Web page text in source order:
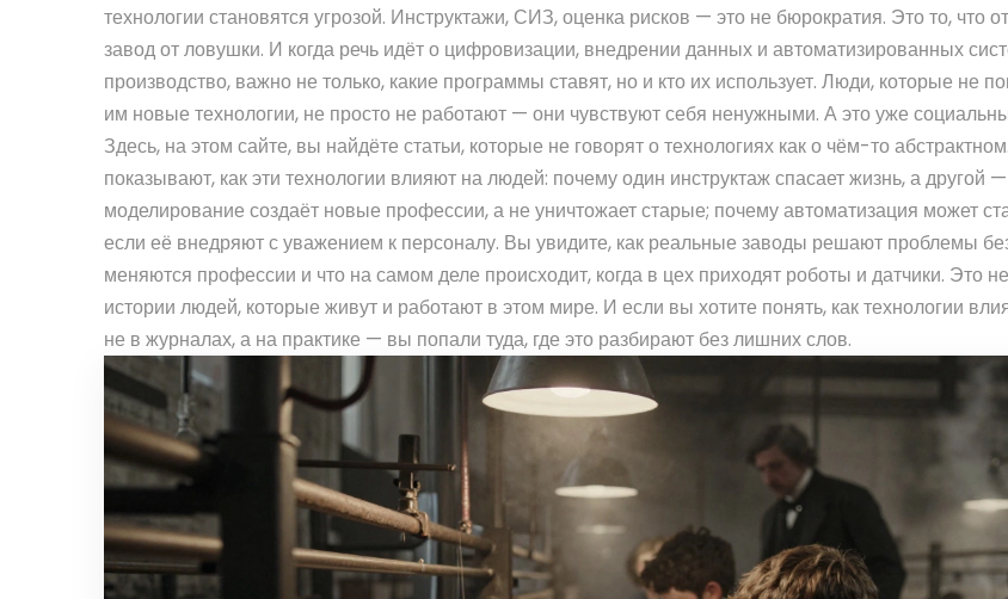
технологии становятся угрозой. Инструктажи, СИЗ, оценка рисков — это не бюрократия. Это то, что
завод от ловушки. И когда речь идёт о цифровизации, внедрении данных и автоматизированных
производство, важно не только, какие программы ставят, но и кто их использует. Люди, которые не
им новые технологии, не просто не работают — они чувствуют себя ненужными. А это уже
Здесь, на этом сайте, вы найдёте статьи, которые не говорят о технологиях как о чём-то
показывают, как эти технологии влияют на людей: почему один инструктаж спасает жизнь, а другой
моделирование создаёт новые профессии, а не уничтожает старые; почему автоматизация может
если её внедряют с уважением к персоналу. Вы увидите, как реальные заводы решают проблемы
меняются профессии и что на самом деле происходит, когда в цех приходят роботы и датчики. Это
истории людей, которые живут и работают в этом мире. И если вы хотите понять, как технологии
не в журналах, а на практике — вы попали туда, где это разбирают без лишних слов.